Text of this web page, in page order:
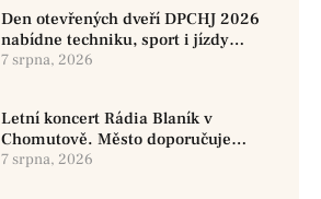
Den otevřených dveří DPCHJ 2026
nabídne techniku, sport i jízdy
historickými vozy
7 srpna, 2026
Letní koncert Rádia Blaník v
Chomutově. Město doporučuje
využít MHD
7 srpna, 2026